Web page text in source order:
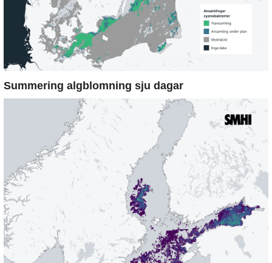
Summering algblomning sju dagar